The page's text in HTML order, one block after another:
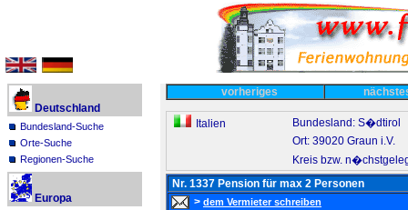
Deutschland
Bundesland-Suche
Orte-Suche
Regionen-Suche
Europa
vorheriges
Italien
Bundesland: S�dtirol
Ort: 39020 Graun i.V.
Kreis bzw.
Nr. 1337 Pension für max 2 Personen
> dem Vermieter schreiben